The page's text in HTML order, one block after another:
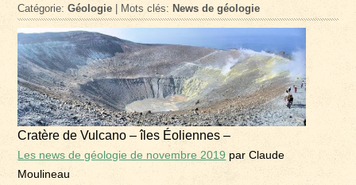
Catégorie:Géologie | Mots clés: News de géologie
Cratère de Vulcano – îles Éoliennes –
Les news de géologie de novembre 2019 par Claude
Moulineau